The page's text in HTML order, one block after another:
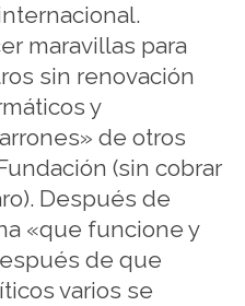
maravillas para
sin renovación
y
de otros
(sin cobrar
Después de
«que funcione y
de que
varios se